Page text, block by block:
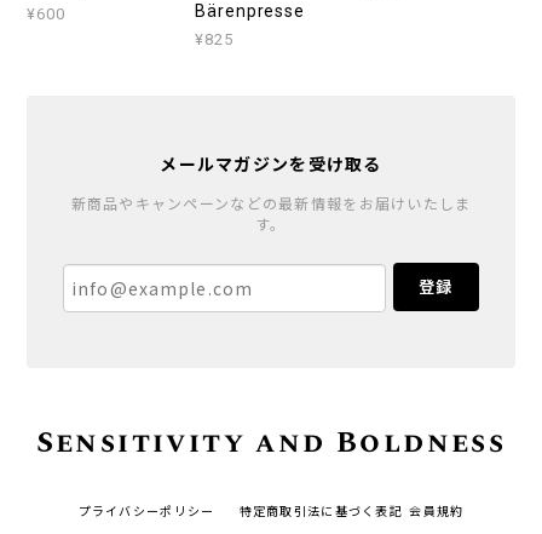
¥600
Bärenpresse
¥825
メールマガジンを受け取る
新商品やキャンペーンなどの最新情報をお届けいたしま
す。
登録
Sensitivity and Boldness
プライバシーポリシー 特定商取引法に基づく表記 会員規約